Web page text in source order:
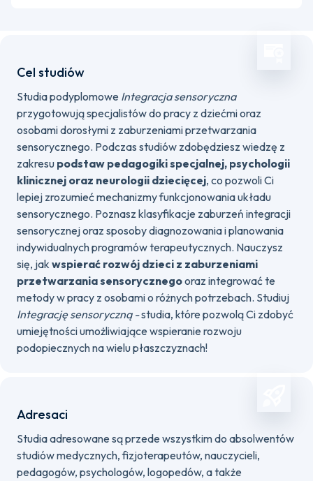
Cel studiów
Studia podyplomowe Integracja sensoryczna
przygotowują specjalistów do pracy z dziećmi oraz
osobami dorosłymi z zaburzeniami przetwarzania
sensorycznego. Podczas studiów zdobędziesz wiedzę z
zakresu podstaw pedagogiki specjalnej, psychologii
klinicznej oraz neurologii dziecięcej, co pozwoli Ci
lepiej zrozumieć mechanizmy funkcjonowania układu
sensorycznego. Poznasz klasyfikacje zaburzeń integracji
sensorycznej oraz sposoby diagnozowania i planowania
indywidualnych programów terapeutycznych. Nauczysz
się, jak wspierać rozwój dzieci z zaburzeniami
przetwarzania sensorycznegooraz integrować te
metody w pracy z osobami o różnych potrzebach. Studiuj
Integrację sensoryczną -studia, które pozwolą Ci zdobyć
umiejętności umożliwiające wspieranie rozwoju
podopiecznych na wielu płaszczyznach!
Adresaci
Studia adresowane są przede wszystkim do absolwentów
studiów medycznych, fizjoterapeutów, nauczycieli,
pedagogów, psychologów, logopedów, a także